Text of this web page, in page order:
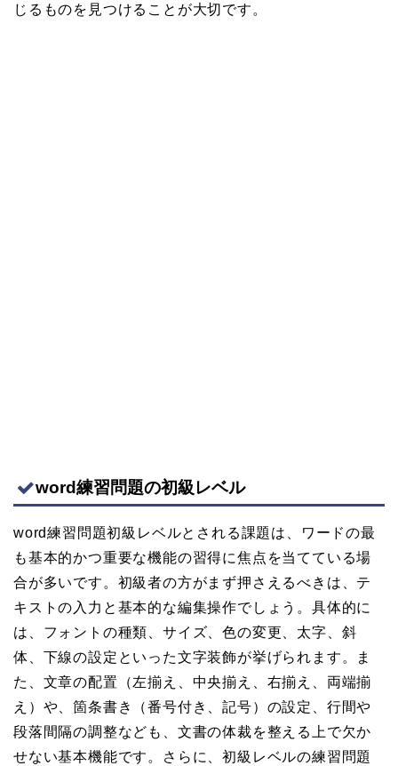
じるものを見つけることが大切です。
word練習問題の初級レベル
word練習問題初級レベルとされる課題は、ワードの最
も基本的かつ重要な機能の習得に焦点を当てている場
合が多いです。初級者の方がまず押さえるべきは、テ
キストの入力と基本的な編集操作でしょう。具体的に
は、フォントの種類、サイズ、色の変更、太字、斜
体、下線の設定といった文字装飾が挙げられます。ま
た、文章の配置（左揃え、中央揃え、右揃え、両端揃
え）や、箇条書き（番号付き、記号）の設定、行間や
段落間隔の調整なども、文書の体裁を整える上で欠か
せない基本機能です。さらに、初級レベルの練習問題